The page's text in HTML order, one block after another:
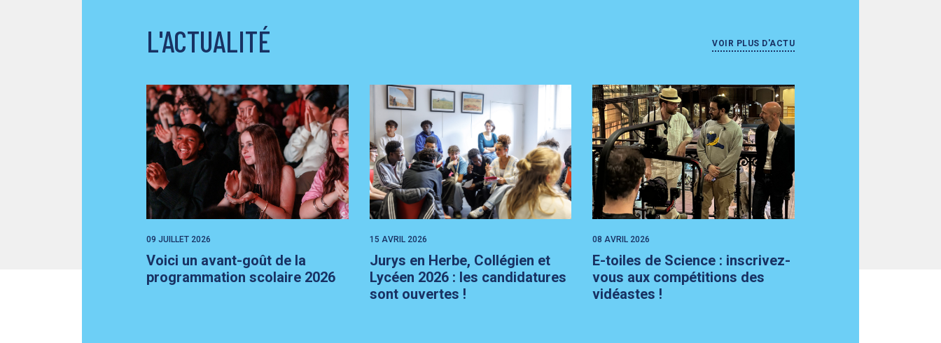
L'ACTUALITÉ VOIR PLUS D'ACTU
09 JUILLET 2026
Voici un avant-goût de la
programmation scolaire 2026
15 AVRIL 2026
Jurys en Herbe, Collégien et
Lycéen 2026 : les candidatures
sont ouvertes !
08 AVRIL 2026
E-toiles de Science : inscrivez-
vous aux compétitions des
vidéastes !